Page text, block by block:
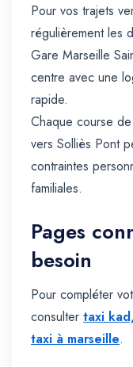
Pour vos trajets
régulièrement les
Gare Marseille
centre avec une
rapide.
Chaque course
vers Solliès Pont
contraintes
familiales.
Pages
besoin
Pour compléter
consulter taxi
taxi à marseille.